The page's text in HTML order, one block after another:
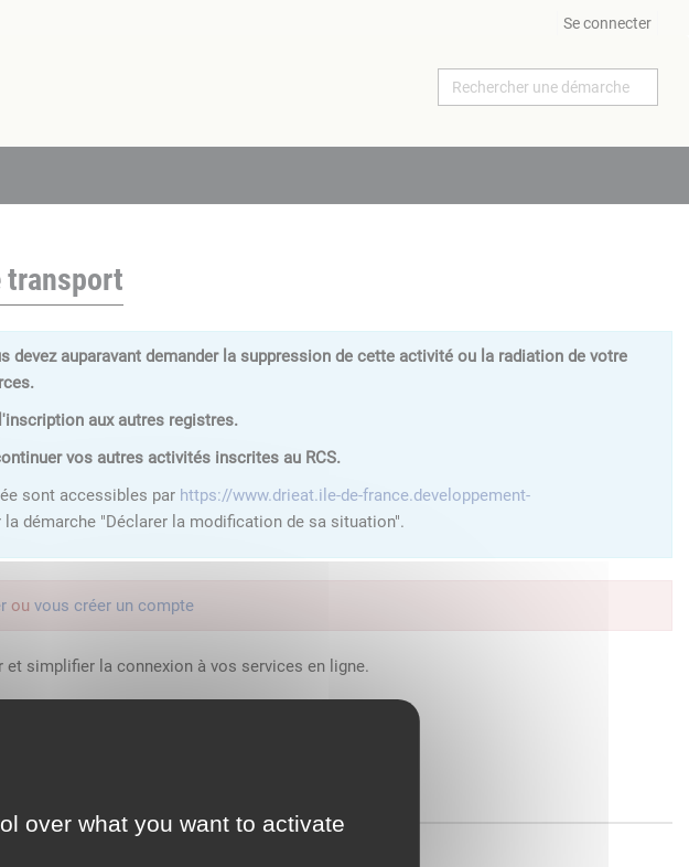
over what you want to activate
Se connecter
transport
auparavant demander la suppression de cette activité ou la radiation de votre
aux autres registres.
vos autres activités inscrites au RCS.
sont accessibles par https://www.drieat.ile-de-france.developpement-
démarche "Déclarer la modification de sa situation".
ou vous créer un compte
simplifier la connexion à vos services en ligne.
?